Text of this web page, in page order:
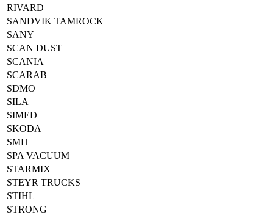
RIVARD
SANDVIK TAMROCK
SANY
SCAN DUST
SCANIA
SCARAB
SDMO
SILA
SIMED
SKODA
SMH
SPA VACUUM
STARMIX
STEYR TRUCKS
STIHL
STRONG